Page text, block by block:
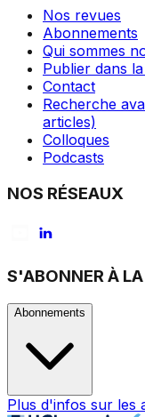
Nos revues
Abonnements
Qui sommes
Publier dans
Contact
Recherche
articles)
Colloques
Podcasts
NOS RÉSEAUX
S'ABONNER À LA
Abonnements
Plus d'infos sur les